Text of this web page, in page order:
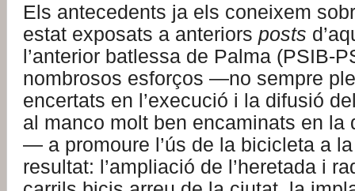
Els antecedents ja els coneixem
estat exposats a anteriors posts
l’anterior batlessa de Palma (PSIB-
nombrosos esforços —no sempre
encertats en l’execució i la difusió
al manco molt ben encaminats en la
— a promoure l’ús de la bicicleta a
resultat: l’ampliació de l’heretada i